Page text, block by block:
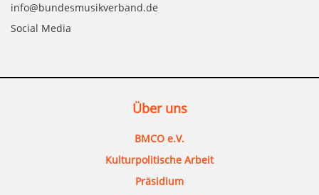
info@bundesmusikverband.de
Social Media
Über uns
BMCO e.V.
Kulturpolitische Arbeit
Präsidium